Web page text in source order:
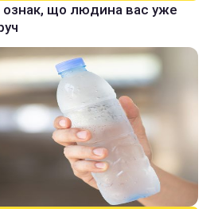
ознак, що людина вас уже